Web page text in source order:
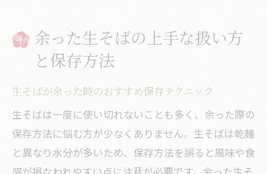
余った生そばの上手な扱い方
と保存方法
生そばが余った時のおすすめ保存テクニック
生そばは一度に使い切れないことも多く、余った際の
保存方法に悩む方が少なくありません。生そばは乾麺
と異なり水分が多いため、保存方法を誤ると風味や食